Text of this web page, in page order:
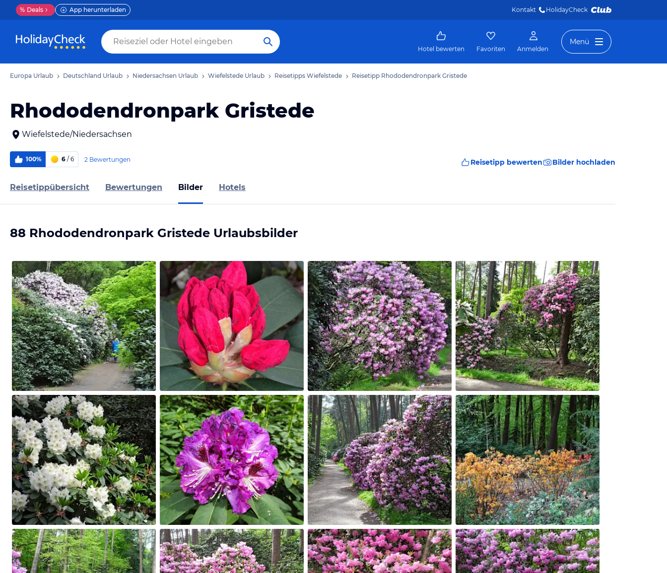
% Deals App herunterladen Kontakt HolidayCheck
Hotel bewerten Favoriten Anmelden
Menü
Europa Urlaub Deutschland Urlaub Niedersachsen Urlaub Wiefelstede Urlaub Reisetipps Wiefelstede Reisetipp Rhododendronpark Gristede
Rhododendronpark Gristede
Wiefelstede/Niedersachsen
100% 6 / 6 2 Bewertungen Reisetipp bewerten Bilder hochladen
Reisetippübersicht Bewertungen Bilder Hotels
88 Rhododendronpark Gristede Urlaubsbilder